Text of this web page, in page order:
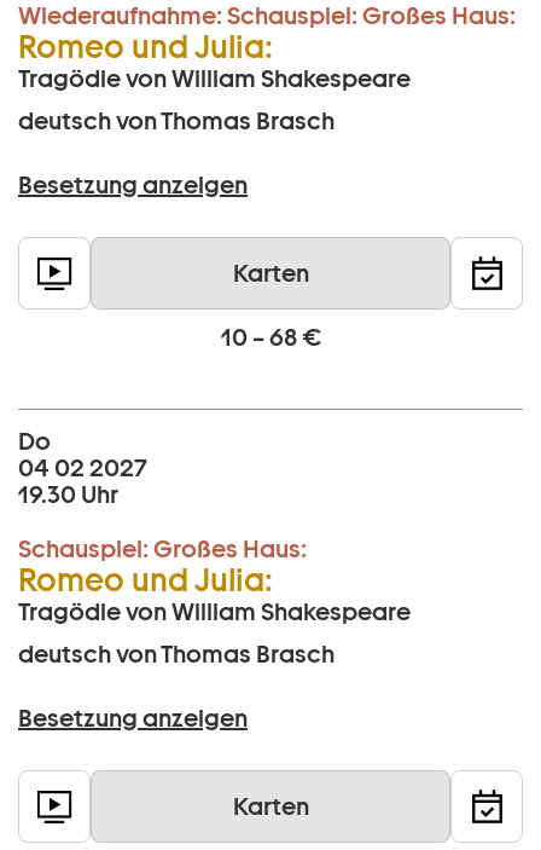
Wiederaufnahme: Schauspiel: Großes Haus:
Romeo und Julia:
Tragödie von William Shakespeare
deutsch von Thomas Brasch
Besetzung anzeigen
Karten
10 – 68 €
Do
04 02 2027
19.30 Uhr
Schauspiel: Großes Haus:
Romeo und Julia:
Tragödie von William Shakespeare
deutsch von Thomas Brasch
Besetzung anzeigen
Karten